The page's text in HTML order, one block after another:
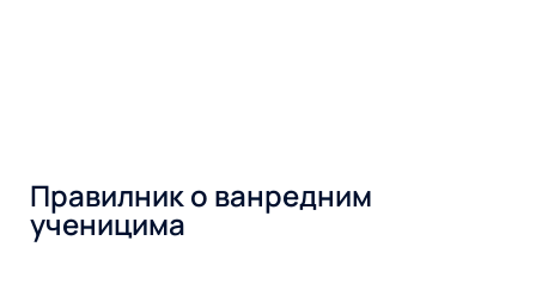
Правилник о ванредним
ученицима